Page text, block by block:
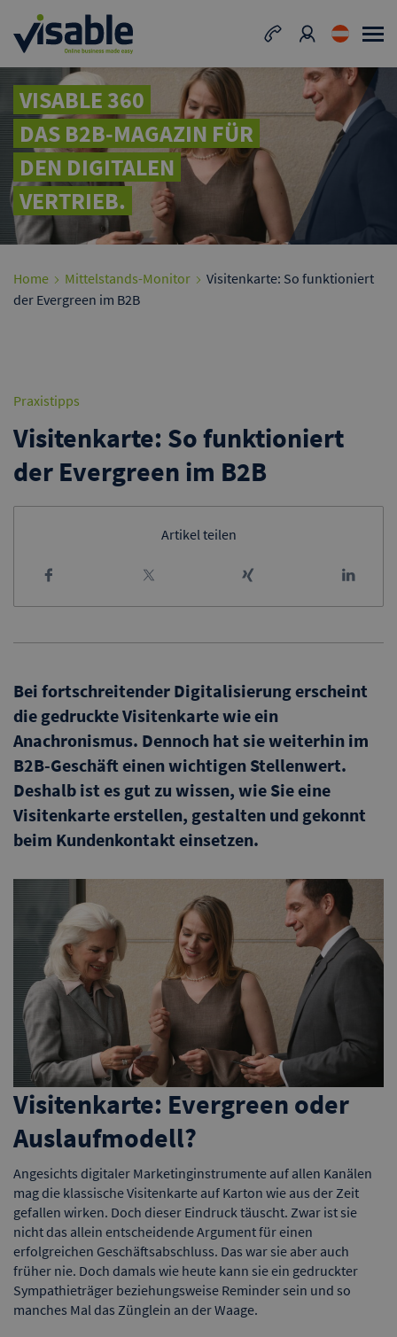
VISABLE 360
DAS B2B-MAGAZIN FÜR
DEN DIGITALEN
VERTRIEB.
Home Mittelstands-Monitor
Visitenkarte: So funktioniert
der Evergreen im B2B
Praxistipps
Visitenkarte: So funktioniert
der Evergreen im B2B
Artikel teilen
Bei fortschreitender Digitalisierung erscheint
die gedruckte Visitenkarte wie ein
Anachronismus. Dennoch hat sie weiterhin im
B2B-Geschäft einen wichtigen Stellenwert.
Deshalb ist es gut zu wissen, wie Sie eine
Visitenkarte erstellen, gestalten und gekonnt
beim Kundenkontakt einsetzen.
Visitenkarte: Evergreen oder
Auslaufmodell?
Angesichts digitaler Marketinginstrumente auf allen Kanälen
mag die klassische Visitenkarte auf Karton wie aus der Zeit
gefallen wirken. Doch dieser Eindruck täuscht. Zwar ist sie
nicht das allein entscheidende Argument für einen
erfolgreichen Geschäftsabschluss. Das war sie aber auch
früher nie. Doch damals wie heute kann sie ein gedruckter
Sympathieträger beziehungsweise Reminder sein und so
manches Mal das Zünglein an der Waage.